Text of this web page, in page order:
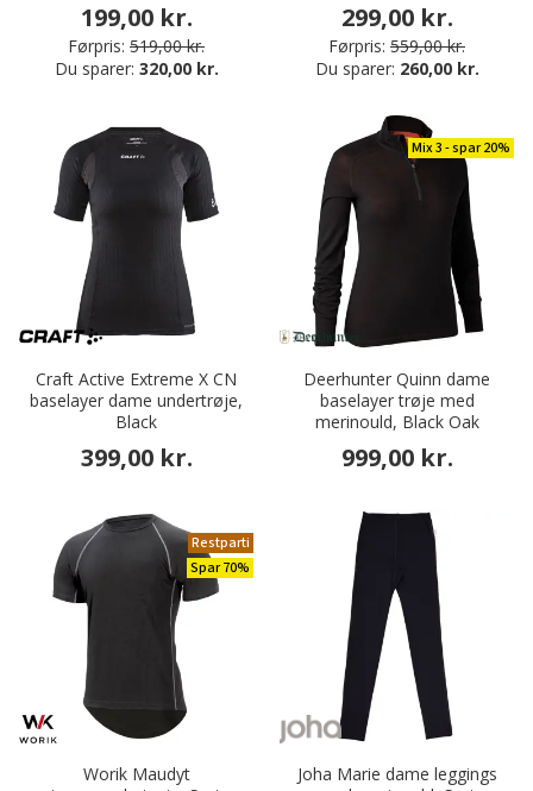
199,00 kr.
Førpris: 519,00 kr.
Du sparer: 320,00 kr.
299,00 kr.
Førpris: 559,00 kr.
Du sparer: 260,00 kr.
Craft Active Extreme X CN
baselayer dame undertrøje,
Black
399,00 kr.
Mix 3 - spar 20%
Deerhunter Quinn dame
baselayer trøje med
merinould, Black Oak
999,00 kr.
Restparti
Spar 70%
Worik Maudyt
Joha Marie dame leggings